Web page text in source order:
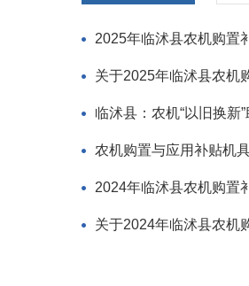
2025年临沭县农机购置
关于2025年临沭县农机
临沭县：农机“以旧换新
农机购置与应用补贴机
2024年临沭县农机购置
关于2024年临沭县农机